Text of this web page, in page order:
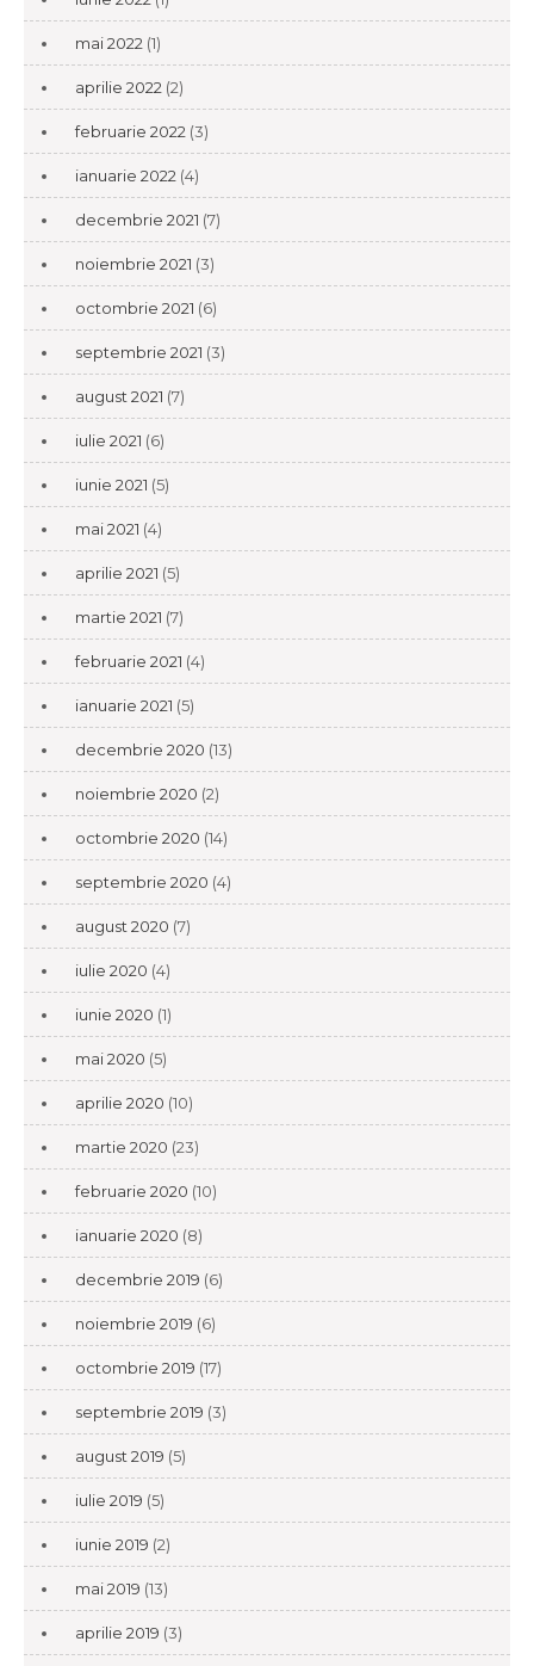
mai 2022 (1)
aprilie 2022 (2)
februarie 2022 (3)
ianuarie 2022 (4)
decembrie 2021 (7)
noiembrie 2021 (3)
octombrie 2021 (6)
septembrie 2021 (3)
august 2021 (7)
iulie 2021 (6)
iunie 2021 (5)
mai 2021 (4)
aprilie 2021 (5)
martie 2021 (7)
februarie 2021 (4)
ianuarie 2021 (5)
decembrie 2020 (13)
noiembrie 2020 (2)
octombrie 2020 (14)
septembrie 2020 (4)
august 2020 (7)
iulie 2020 (4)
iunie 2020 (1)
mai 2020 (5)
aprilie 2020 (10)
martie 2020 (23)
februarie 2020 (10)
ianuarie 2020 (8)
decembrie 2019 (6)
noiembrie 2019 (6)
octombrie 2019 (17)
septembrie 2019 (3)
august 2019 (5)
iulie 2019 (5)
iunie 2019 (2)
mai 2019 (13)
aprilie 2019 (3)